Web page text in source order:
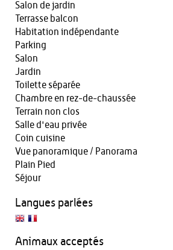
Salon de jardin
Terrasse balcon
Habitation indépendante
Parking
Salon
Jardin
Toilette séparée
Chambre en rez-de-chaussée
Terrain non clos
Salle d'eau privée
Coin cuisine
Vue panoramique / Panorama
Plain Pied
Séjour
Langues parlées
Animaux acceptés